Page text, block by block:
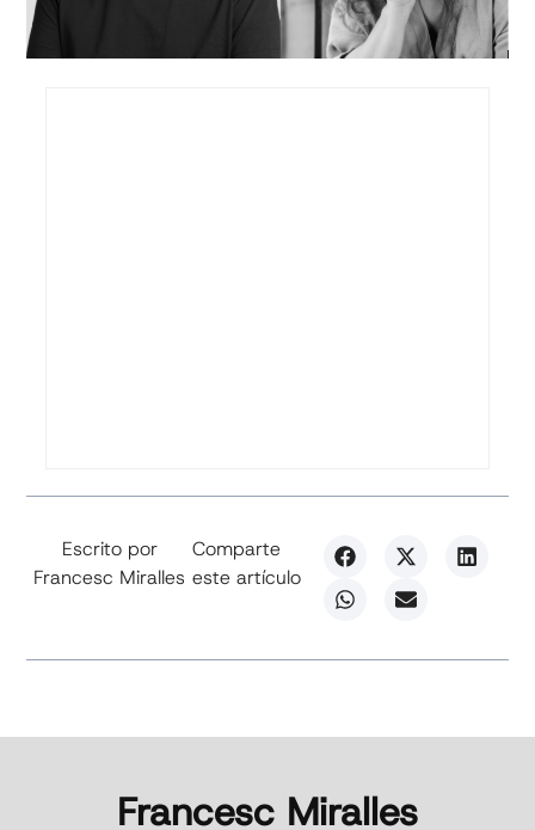
Escrito por
Francesc Miralles
Comparte
este artículo
Francesc Miralles